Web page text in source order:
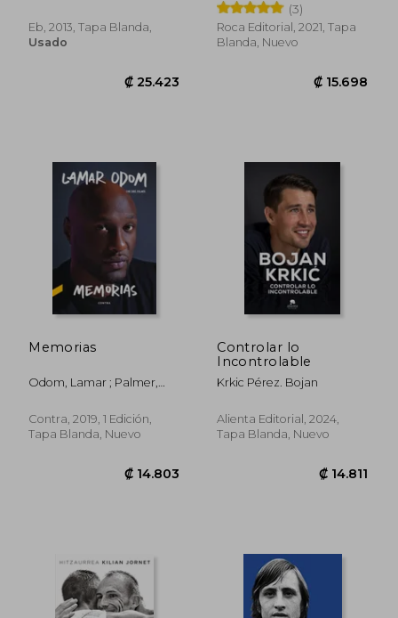
Eb, 2013, Tapa Blanda,
Usado
₡ 25.423
(3)
Roca Editorial, 2021, Tapa
Blanda, Nuevo
Memorias
Odom, Lamar ; Palmer,
Contra, 2019, 1 Edición,
Tapa Blanda, Nuevo
Controlar lo
Incontrolable
Krkic Pérez. Bojan
Alienta Editorial, 2024,
Tapa Blanda, Nuevo